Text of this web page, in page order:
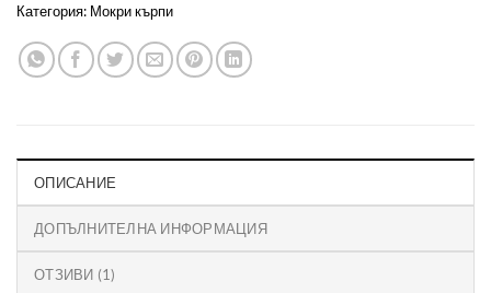
Категория: Мокри кърпи
ОПИСАНИЕ
ДОПЪЛНИТЕЛНА ИНФОРМАЦИЯ
ОТЗИВИ (1)